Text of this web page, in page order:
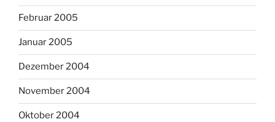
Februar 2005
Januar 2005
Dezember 2004
November 2004
Oktober 2004